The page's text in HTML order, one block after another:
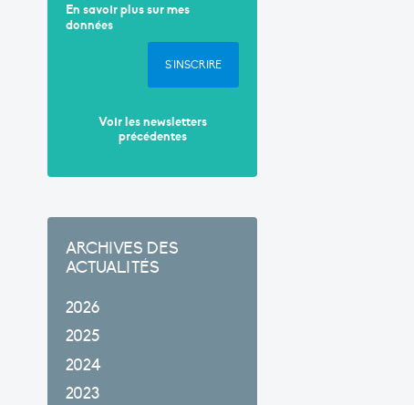
En savoir plus sur mes
données
S'INSCRIRE
Voir les newsletters
précédentes
ARCHIVES DES
ACTUALITÉS
2026
2025
2024
2023